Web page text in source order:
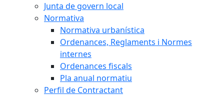
Junta de govern local
Normativa
Normativa urbanística
Ordenances, Reglaments i Normes
internes
Ordenances fiscals
Pla anual normatiu
Perfil de Contractant